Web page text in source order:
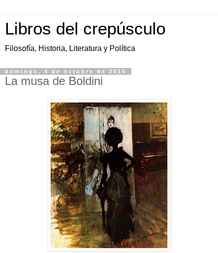
Libros del crepúsculo
Filosofía, Historia, Literatura y Política
domingo, 4 de octubre de 2015
La musa de Boldini